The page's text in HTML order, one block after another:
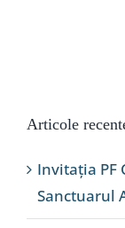
Articole
Invitația
Sanctuarul